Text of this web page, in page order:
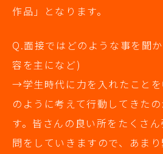
作品」となります。
Q.面接ではどのような事を聞
容を主になど)
→学生時代に力を入れたこと
のように考えて行動してきた
す。皆さんの良い所をたくさ
問をしていきますので、あま